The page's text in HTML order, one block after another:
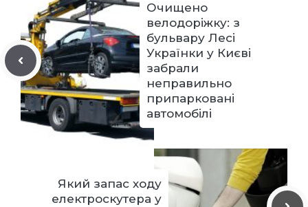
Очищено
велодоріжку: з
бульвару Лесі
Українки у Києві
забрали
неправильно
припарковані
автомобілі
Який запас ходу
електроскутера у